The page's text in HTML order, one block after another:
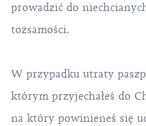
prowadzić do
tożsamości.
W przypadku utraty
którym przyjechałeś do
na który powinieneś się